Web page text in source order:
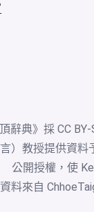
辭典》採 CC
）教授提供資料
公開授權，使
資料來自